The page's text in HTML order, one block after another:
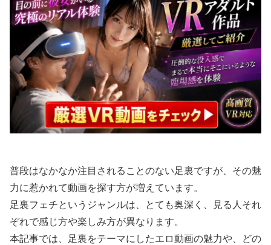
普段はなかなか注目されることのない足裏ですが、その魅
力に惹かれて動画を探す方が増えています。
足裏フェチというジャンルは、とても奥深く、見る人それ
ぞれで感じ方や楽しみ方が異なります。
本記事では、足裏をテーマにしたエロ動画の魅力や、どの